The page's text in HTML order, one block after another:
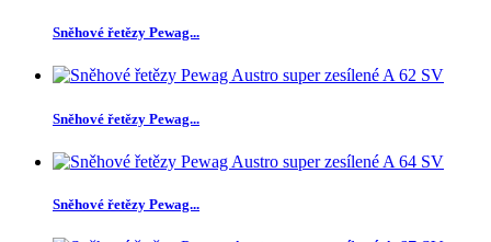
Sněhové řetězy Pewag...
Sněhové řetězy Pewag...
Sněhové řetězy Pewag...